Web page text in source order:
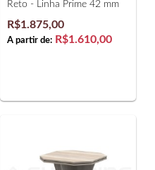
Reto - Linha Prime 42 mm
R$1.875,00
A partir de: R$1.610,00